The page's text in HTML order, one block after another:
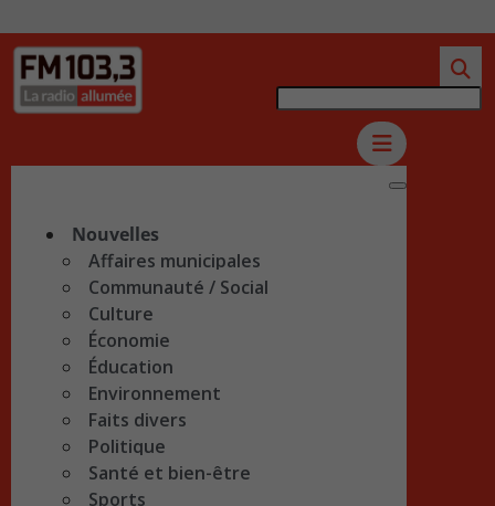
Nouvelles
Affaires municipales
Communauté / Social
Culture
Économie
Éducation
Environnement
Faits divers
Politique
Santé et bien-être
Sports